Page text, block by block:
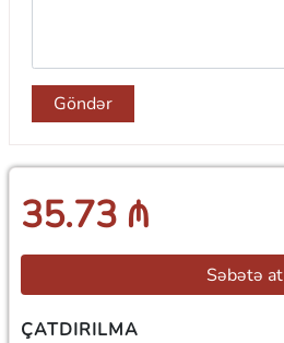
Göndər
35.73 ₼
Səbətə at
ÇATDIRILMA